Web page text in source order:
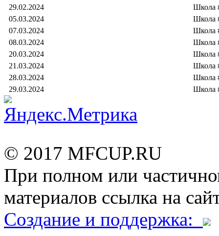
29.02.2024
Школа
05.03.2024
Школа
07.03.2024
Школа
08.03.2024
Школа
20.03.2024
Школа
21.03.2024
Школа
28.03.2024
Школа
29.03.2024
Школа
© 2017 MFCUP.RU
При полном или
материалов ссылка на
Создание и поддержка: